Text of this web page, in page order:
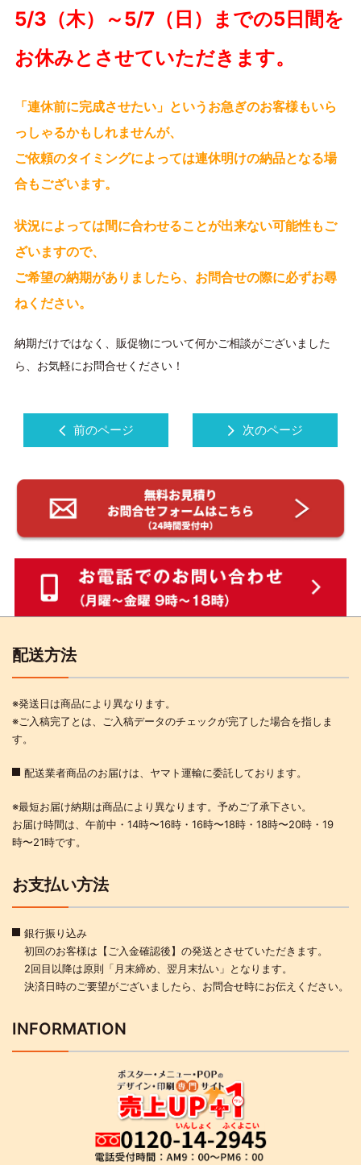
5/3（木）～5/7（日）までの5日間を
お休みとさせていただきます。
「連休前に完成させたい」というお急ぎのお客様もいら
っしゃるかもしれませんが、
ご依頼のタイミングによっては連休明けの納品となる場
合もございます。
状況によっては間に合わせることが出来ない可能性もご
ざいますので、
ご希望の納期がありましたら、 お問合せの際に必ずお尋
ねください。
納期だけではなく、販促物について何かご相談がございました
ら、お気軽にお問合せください！
前のページ 次のページ
配送方法
※発送日は商品により異なります。
※ご入稿完了とは、ご入稿データのチェックが完了した場合を指しま
す。
配送業者商品のお届けは、ヤマト運輸に委託しております。
※最短お届け納期は商品により異なります。予めご了承下さい。
お届け時間は、午前中・14時〜16時・16時〜18時・18時〜20時・19
時〜21時です。
お支払い方法
銀行振り込み
初回のお客様は【ご入金確認後】の発送とさせていただきます。
2回目以降は原則「月末締め、翌月末払い」となります。
決済日時のご要望がございましたら、お問合せ時にお伝えください。
INFORMATION